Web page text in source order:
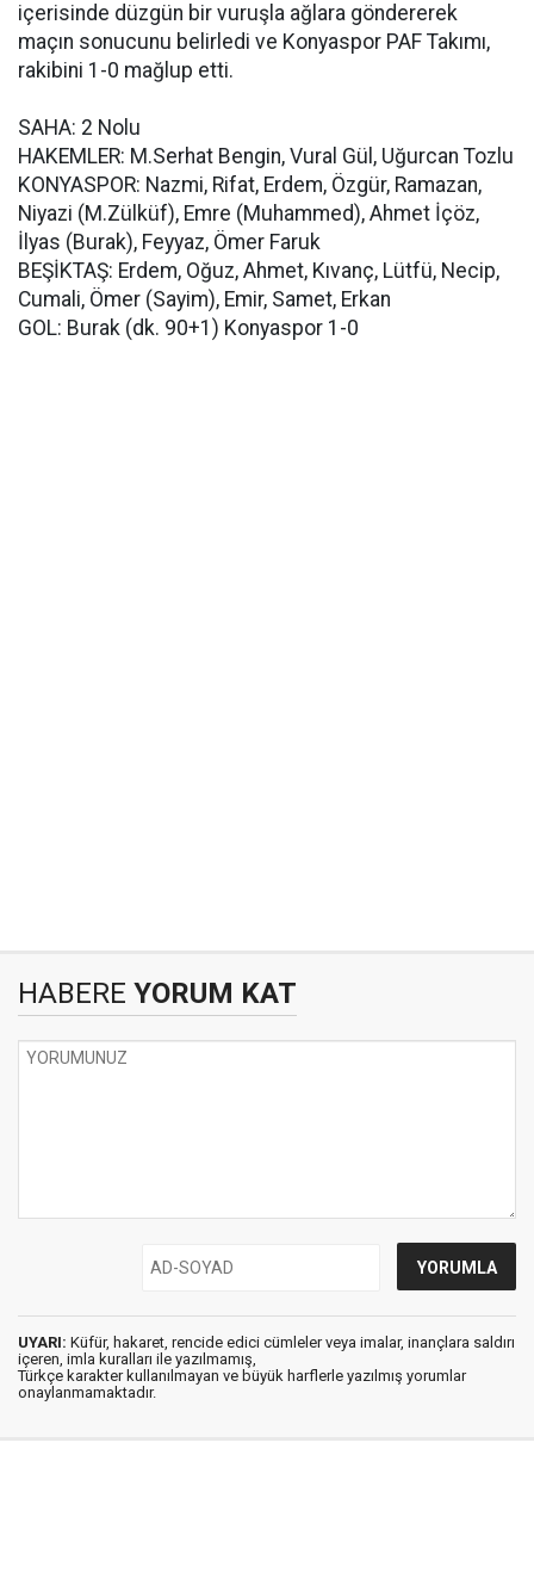
içerisinde düzgün bir vuruşla ağlara göndererek
maçın sonucunu belirledi ve Konyaspor PAF Takımı,
rakibini 1-0 mağlup etti.
SAHA: 2 Nolu
HAKEMLER: M.Serhat Bengin, Vural Gül, Uğurcan Tozlu
KONYASPOR: Nazmi, Rifat, Erdem, Özgür, Ramazan,
Niyazi (M.Zülküf), Emre (Muhammed), Ahmet İçöz,
İlyas (Burak), Feyyaz, Ömer Faruk
BEŞİKTAŞ: Erdem, Oğuz, Ahmet, Kıvanç, Lütfü, Necip,
Cumali, Ömer (Sayim), Emir, Samet, Erkan
GOL: Burak (dk. 90+1) Konyaspor 1-0
HABERE YORUM KAT
UYARI: Küfür, hakaret, rencide edici cümleler veya imalar, inançlara saldırı
içeren, imla kuralları ile yazılmamış,
Türkçe karakter kullanılmayan ve büyük harflerle yazılmış yorumlar
onaylanmamaktadır.